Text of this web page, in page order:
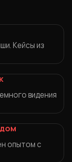
Кейсы из
видения
опытом с